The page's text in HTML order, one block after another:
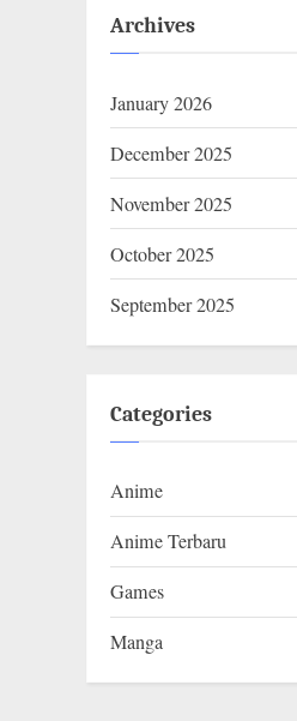
Archives
January 2026
December 2025
November 2025
October 2025
September 2025
Categories
Anime
Anime Terbaru
Games
Manga